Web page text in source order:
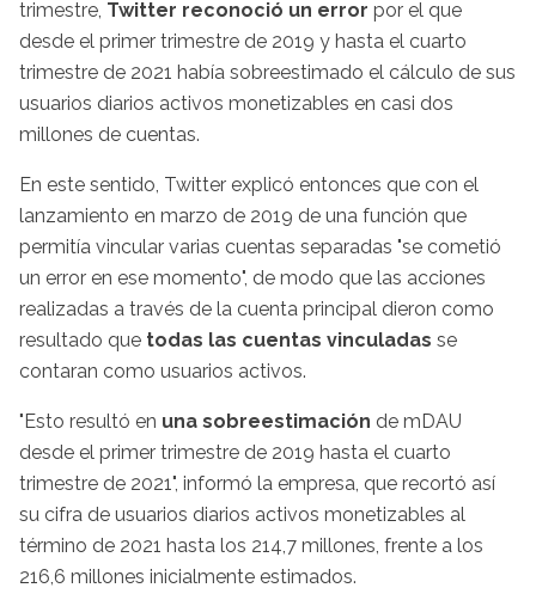
trimestre, Twitter reconoció un error por el que
desde el primer trimestre de 2019 y hasta el cuarto
trimestre de 2021 había sobreestimado el cálculo de sus
usuarios diarios activos monetizables en casi dos
millones de cuentas.
En este sentido, Twitter explicó entonces que con el
lanzamiento en marzo de 2019 de una función que
permitía vincular varias cuentas separadas "se cometió
un error en ese momento", de modo que las acciones
realizadas a través de la cuenta principal dieron como
resultado que todas las cuentas vinculadas se
contaran como usuarios activos.
"Esto resultó en una sobreestimación de mDAU
desde el primer trimestre de 2019 hasta el cuarto
trimestre de 2021", informó la empresa, que recortó así
su cifra de usuarios diarios activos monetizables al
término de 2021 hasta los 214,7 millones, frente a los
216,6 millones inicialmente estimados.